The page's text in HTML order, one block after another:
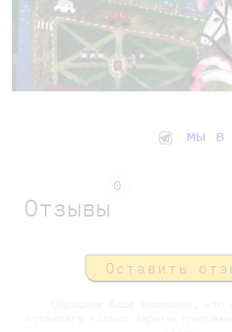
мы в
Отзывы
0
Оставить